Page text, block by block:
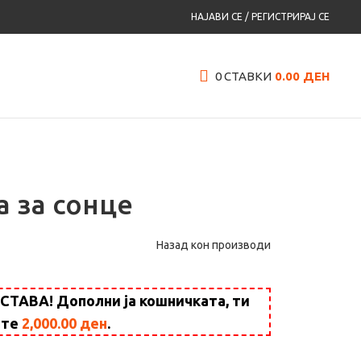
НАЈАВИ СЕ / РЕГИСТРИРАЈ СЕ
0СТАВКИ 0.00 ДЕН
за сонце
Назад кон производи
Дополни ја кошничката, ти
2,000.00 ден.